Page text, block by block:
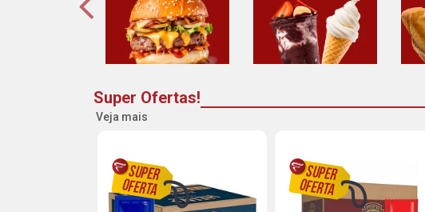
Super Ofertas!
Veja mais